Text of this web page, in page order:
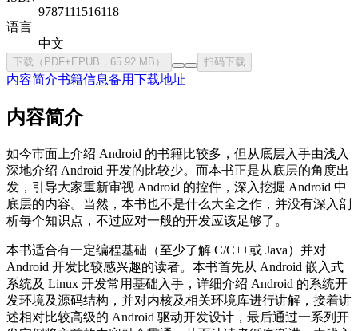
9787111516118
语言
中文
下载（PDF+EPUB，65.92 MB） 扫码下载
内容简介书籍信息备用下载地址
内容简介
如今市面上介绍 Android 的书籍比较多，但从底层入手由浅入
深地介绍 Android 开发的比较少。而本书正是从底层的角度出
发，引导大家重新审视 Android 的控件，深入挖掘 Android 中
底层的内容。当然，本书也不是什么大全之作，并没有深入剖
析每个知识点，不过应对一般的开发应该足够了。
本书适合有一定编程基础（至少了解 C/C++或 Java）并对
Android 开发比较感兴趣的读者。本书首先从 Android 嵌入式
系统及 Linux 开发常用基础入手，详细介绍 Android 的系统开
发环境及源码结构，并对内核及相关环境库进行讲解，接着讲
述相对比较高级的 Android 驱动开发设计，最后通过一系列开